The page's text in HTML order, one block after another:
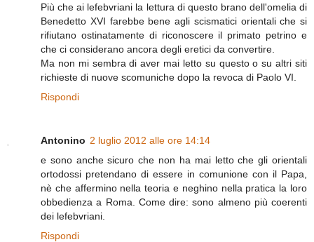
Più che ai lefebvriani la lettura di questo brano dell'omelia di
Benedetto XVI farebbe bene agli scismatici orientali che si
rifiutano ostinatamente di riconoscere il primato petrino e
che ci considerano ancora degli eretici da convertire.
Ma non mi sembra di aver mai letto su questo o su altri siti
richieste di nuove scomuniche dopo la revoca di Paolo VI.
Rispondi
Antonino 2 luglio 2012 alle ore 14:14
e sono anche sicuro che non ha mai letto che gli orientali
ortodossi pretendano di essere in comunione con il Papa,
nè che affermino nella teoria e neghino nella pratica la loro
obbedienza a Roma. Come dire: sono almeno più coerenti
dei lefebvriani.
Rispondi